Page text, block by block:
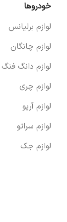
خودروها
لوازم برلیانس
لوازم چانگان
لوازم دانگ فنگ
لوازم چری
لوازم آریو
لوازم سراتو
لوازم جک